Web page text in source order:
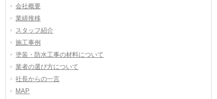
会社概要
業績推移
スタッフ紹介
施工事例
塗装・防水工事の材料について
業者の選び方について
社長からの一言
MAP